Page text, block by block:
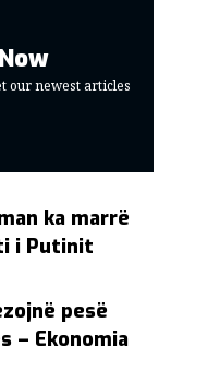
our newest articles
ka marrë
i Putinit
pesë
– Ekonomia